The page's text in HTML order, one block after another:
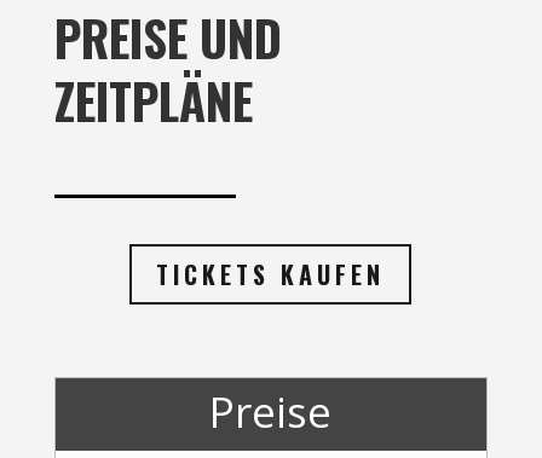
PREISE UND
ZEITPLÄNE
TICKETS KAUFEN
Preise